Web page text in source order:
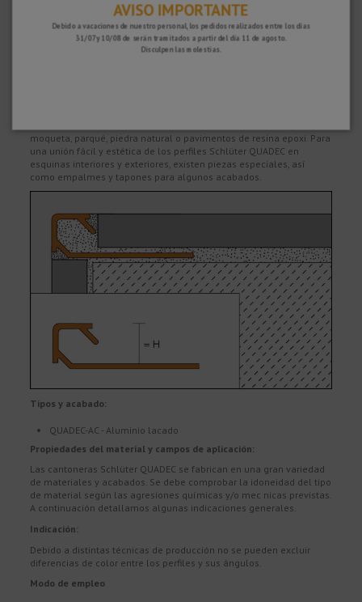
revestidas con baldosas cerámicas, que además ofrece una buena
protección para los cantos. La superficie del perfil forma una
esquina exterior cuadrada simétrica con los revestimientos
cerámicos.
moqueta, parqué, piedra natural o pavimentos de resina epoxi. Para
una unión fácil y estética de los perfiles Schlüter QUADEC en
esquinas interiores y exteriores, existen piezas especiales, así
como empalmes y tapones para algunos acabados.
Tipos y acabado:
QUADEC-AC - Aluminio lacado
Propiedades del material y campos de aplicación:
Las cantoneras Schlüter QUADEC se fabrican en una gran variedad
de materiales y acabados. Se debe comprobar la idoneidad del tipo
de material según las agresiones químicas y/o mec nicas previstas.
A continuación detallamos algunas indicaciones generales.
Indicación:
Debido a distintas técnicas de producción no se pueden excluir
diferencias de color entre los perfiles y sus ángulos.
Modo de empleo
AVISO IMPORTANTE
Debido a vacaciones de nuestro personal, los pedidos realizados entre los días
31/07 y 10/08 de serán tramitados a partir del día 11 de agosto.
Disculpen las molestias.